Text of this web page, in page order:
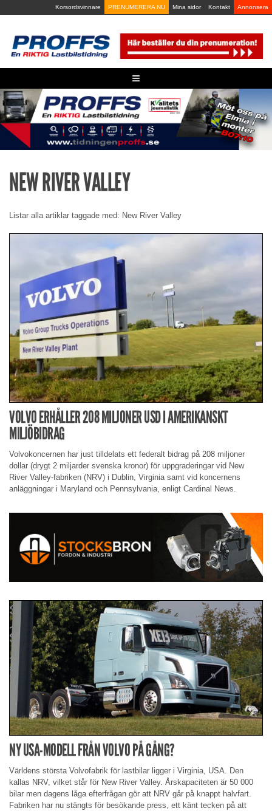
to
Korsordsvinnare PRENUMERERA NU Mina sidor Kontakt Annonsera
≡
NEW RIVER VALLEY
Listar alla artiklar taggade med: New River Valley
VOLVO ERHÅLLER 208 MILJONER USD I AMERIKANSKT
MILJÖBIDRAG
Volvokoncernen har just tilldelats ett federalt bidrag på 208 miljoner
dollar (drygt 2 miljarder svenska kronor) för uppgraderingar vid New
River Valley-fabriken (NRV) i Dublin, Virginia samt vid koncernens
anläggningar i Maryland och Pennsylvania, enligt Cardinal News.
NY USA-MODELL FRÅN VOLVO PÅ GÅNG?
Världens största Volvofabrik för lastbilar ligger i Virginia, USA. Den
kallas NRV, vilket står för New River Valley. Årskapaciteten är 50 000
bilar men dagens låga efterfrågan gör att NRV går på knappt halvfart.
Fabriken har nu stängts för besökande press, ett känt tecken på att